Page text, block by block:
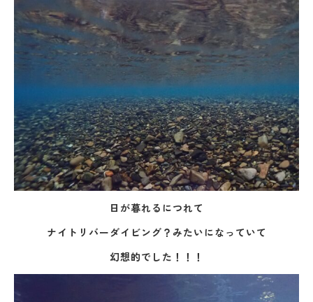
日が暮れるにつれて
ナイトリバーダイビング？みたいになっていて
幻想的でした！！！